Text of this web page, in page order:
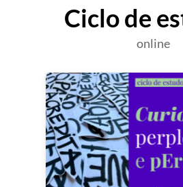
Ciclo de
online